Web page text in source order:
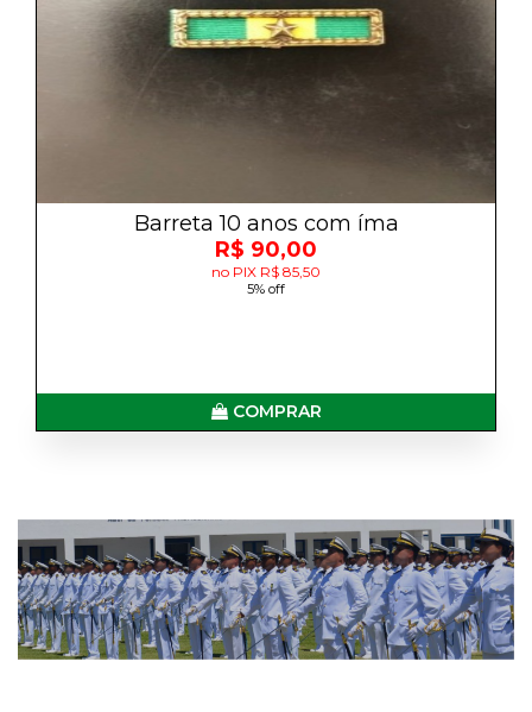
Barreta 10 anos com íma
R$ 90,00
no PIX R$ 85,50
5% off
COMPRAR